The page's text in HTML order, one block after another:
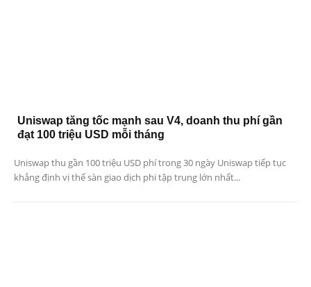
Uniswap tăng tốc mạnh sau V4, doanh thu phí gần
đạt 100 triệu USD mỗi tháng
Uniswap thu gần 100 triệu USD phí trong 30 ngày Uniswap tiếp tục
khẳng định vị thế sàn giao dịch phi tập trung lớn nhất...